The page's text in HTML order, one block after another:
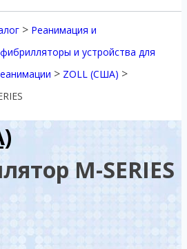
> Реанимация и
и устройства для
> ZOLL (США) >
M-SERIES